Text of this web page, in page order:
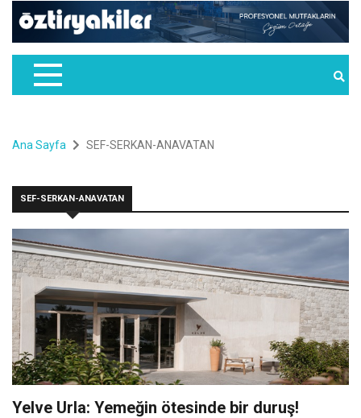
Ana Sayfa SEF-SERKAN-ANAVATAN
SEF-SERKAN-ANAVATAN
Yelve Urla: Yemeğin ötesinde bir duruş!